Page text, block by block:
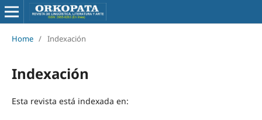
Home / Indexación
Indexación
Esta revista está indexada en: